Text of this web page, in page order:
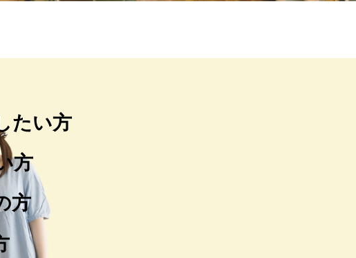
たい方
方
方